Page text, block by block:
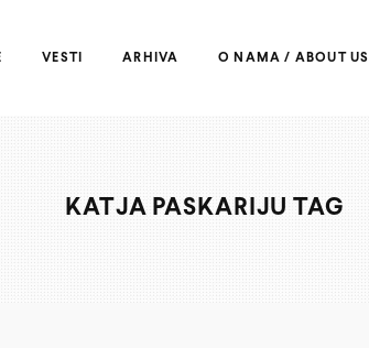
VESTI ARHIVA O NAMA / ABOUT US
KATJA PASKARIJU TAG